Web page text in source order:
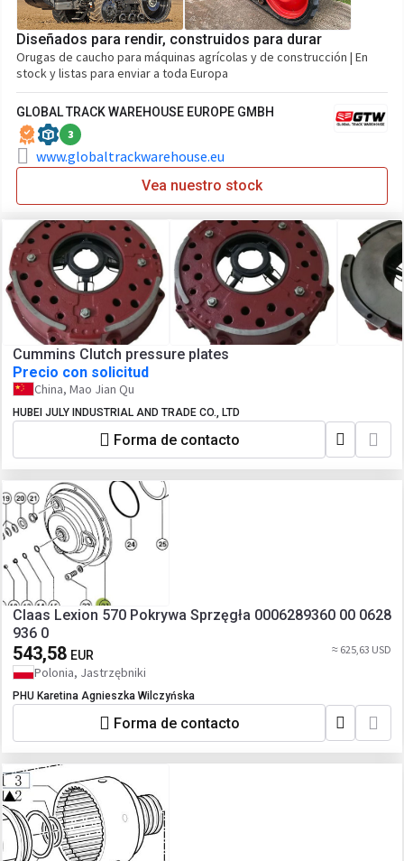
Diseñados para rendir, construidos para durar
Orugas de caucho para máquinas agrícolas y de construcción | En
stock y listas para enviar a toda Europa
GLOBAL TRACK WAREHOUSE EUROPE GMBH
3
www.globaltrackwarehouse.eu
Vea nuestro stock
Cummins Clutch pressure plates
Precio con solicitud
China, Mao Jian Qu
HUBEI JULY INDUSTRIAL AND TRADE CO., LTD
Forma de contacto
Claas Lexion 570 Pokrywa Sprzęgła 0006289360 00 0628
936 0
543,58 EUR ≈ 625,63 USD
Polonia, Jastrzębniki
PHU Karetina Agnieszka Wilczyńska
Forma de contacto